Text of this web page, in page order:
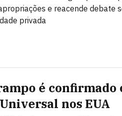
e reacende debate
privada
é confirmado
nos EUA